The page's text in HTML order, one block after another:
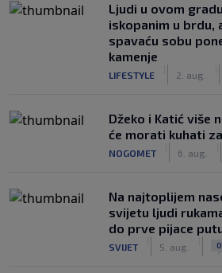
Ljudi u ovom
iskopanim u brdu,
spavaću sobu
kamenje
LIFESTYLE 2. aug.
Džeko i Katić više
će morati kuhati
NOGOMET 6. aug.
Na najtoplijem
svijetu ljudi
do prve pijace
SVIJET 5. aug. 0